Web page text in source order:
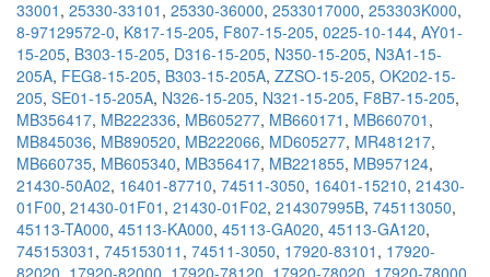
33001 , 25330-33101 , 25330-36000, 2533017000, 253303K000,
8-97129572-0, K817-15-205, F807-15-205, 0225-10-144, AY01-
15-205, B303-15-205, D316-15-205, N350-15-205, N3A1-15-
205A, FEG8-15-205, B303-15-205A, ZZSO-15-205, OK202-15-
205, SE01-15-205A, N326-15-205, N321-15-205, F8B7-15-205,
MB356417, MB222336, MB605277, MB660171 , MB660701 ,
MB845036, MB890520, MB222066, MD605277, MR481217,
MB660735, MB605340, MB356417, MB221855, MB957124,
21430-50A02, 16401-87710, 74511-3050, 16401-15210, 21430-
01F00, 21430-01F01 , 21430-01F02, 214307995B, 745113050,
45113-TA000, 45113-KA000, 45113-GA020, 45113-GA120,
745153031 , 745153011 , 74511-3050, 17920-83101 , 17920-